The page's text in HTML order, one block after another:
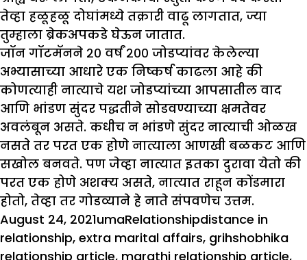
तेव्हा हळूहळू दोघांमध्ये तक्रारी वाढू लागतात, ज्या
तुम्हाला ब्रेकअपकडे घेऊन जातात.
जॉन गॉटमॅनने २० वर्षं २०० जोडप्यांवर केलेल्या
अभ्यासाच्या आधारे एक निष्कर्ष काढला आहे की
कोणत्याही नात्याचे यश जोडप्यांच्या आपसातील वाद
आणि भांडण सुंदर पद्धतीने सोडवण्याच्या क्षमतेवर
अवलंबून असते. कधीच न भांडणे सुंदर नात्याची ओळख
नसते तर परत एक होणे नात्याला आणखी बळकट आणि
सखोल बनवते. पण जेव्हा नात्यात इतका दुरावा येतो की
परत एक होणे अशक्य असते, नात्यात राहून कोंडमारा
होतो, तेव्हा तर गोडव्याने हे नाते संपवणेच उत्तम.
Posted
on
August 24, 2021Author
umaCategories
RelationshipTags
distance in
relationship, extra marital affairs, grihshobhika
relationship article, marathi relationship article,